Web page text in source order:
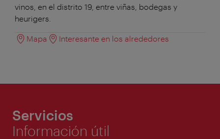
vinos, en el distrito 19, entre viñas, bodegas y
heurigers.
Mapa Interesante en los alrededores
Servicios
Información útil